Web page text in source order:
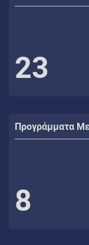
23
Προγράμματα
8